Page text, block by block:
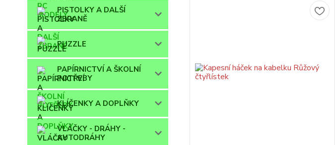
PISTOLKY A DALŠÍ
ZBRANĚ
PUZZLE
PAPÍRNICTVÍ A ŠKOLNÍ
POTŘEBY
KLÍČENKY A DOPLŇKY
VLÁČKY - DRÁHY -
AUTODRÁHY